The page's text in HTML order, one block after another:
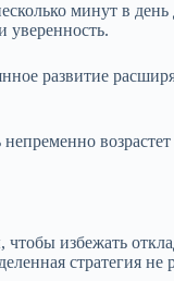
минут в день
уверенность.
развитие
непременно
избежать
стратегия не